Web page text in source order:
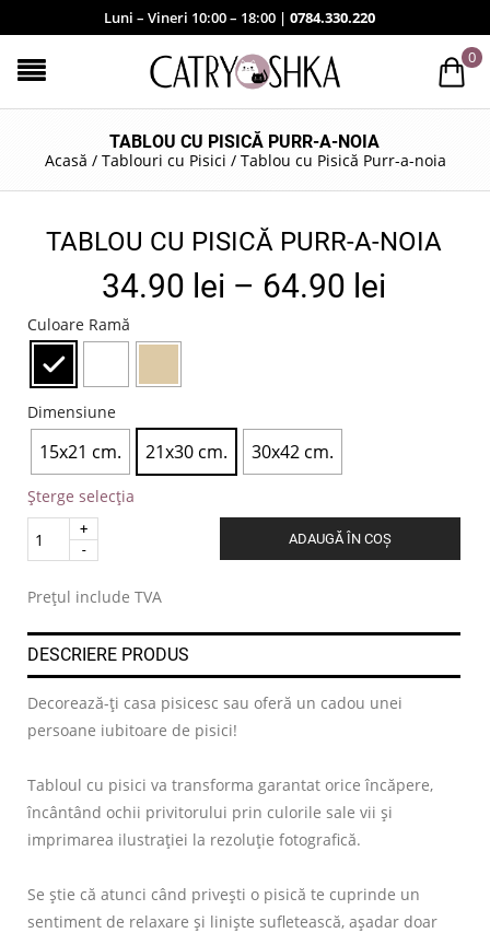
Luni – Vineri 10:00 – 18:00 | 0784.330.220
0
TABLOU CU PISICĂ PURR-A-NOIA
Acasă / Tablouri cu Pisici / Tablou cu Pisică Purr-a-noia
TABLOU CU PISICĂ PURR-A-NOIA
34.90 lei – 64.90 lei
Culoare Ramă
Dimensiune
15x21 cm. 21x30 cm. 30x42 cm.
Șterge selecția
Quantity
ADAUGĂ ÎN COȘ
Prețul include TVA
DESCRIERE PRODUS
Decorează-ți casa pisicesc sau oferă un cadou unei
persoane iubitoare de pisici!
Tabloul cu pisici va transforma garantat orice încăpere,
încântând ochii privitorului prin culorile sale vii și
imprimarea ilustrației la rezoluție fotografică.
Se știe că atunci când privești o pisică te cuprinde un
sentiment de relaxare și liniște sufletească, așadar doar